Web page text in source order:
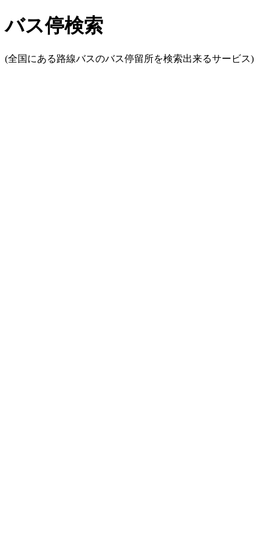
バス停検索
(全国にある路線バスのバス停留所を検索出来るサービス)